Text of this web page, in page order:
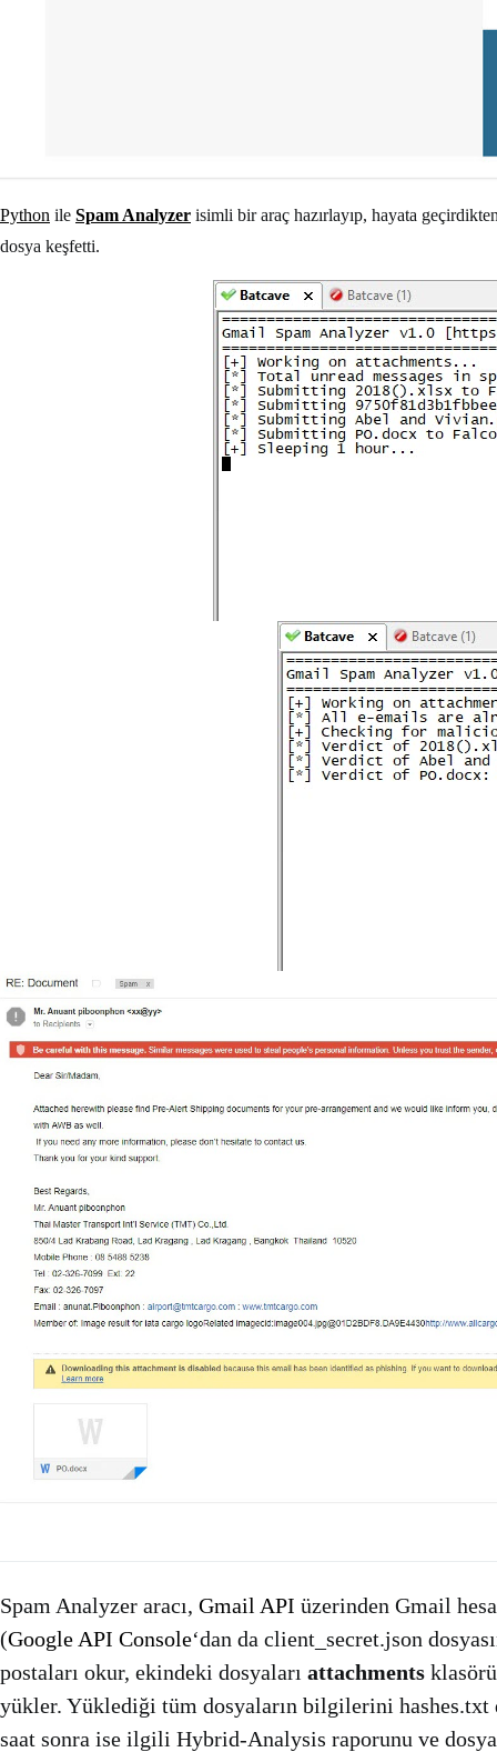
Python ile Spam Analyzer isimli bir araç hazırlayıp, hayata
dosya keşfetti.
Spam Analyzer aracı, Gmail API üzerinden Gmail
(Google API Console‘dan da client_secret.json
postaları okur, ekindeki dosyaları attachments
yükler. Yüklediği tüm dosyaların bilgilerini hashes.txt
saat sonra ise ilgili Hybrid-Analysis raporunu ve